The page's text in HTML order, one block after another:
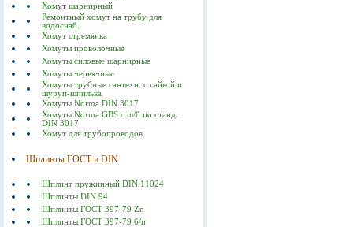
Хомут шарнирный
Ремонтный хомут на трубу для
водоснаб.
Хомут стремянка
Хомуты проволочные
Хомуты силовые шарнирные
Хомуты червячные
Хомуты трубные сантехн. с гайкой и
шуруп-шпилька
Хомуты Norma DIN 3017
Хомуты Norma GBS с ш/б по станд.
DIN 3017
Хомут для трубопроводов
Шплинты ГОСТ и DIN
Шплинт пружинный DIN 11024
Шплинты DIN 94
Шплинты ГОСТ 397-79 Zn
Шплинты ГОСТ 397-79 б/п